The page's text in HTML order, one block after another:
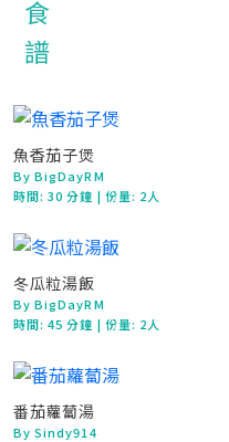
魚香茄子煲
By BigDayRM
時間:30 分鐘 | 份量: 2人
冬瓜粒湯飯
By BigDayRM
時間:45 分鐘 | 份量: 2人
番茄蘿蔔湯
By Sindy914